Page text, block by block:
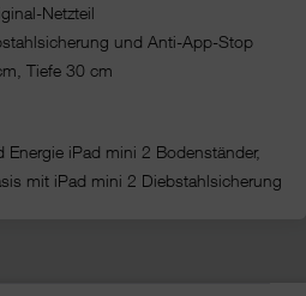
Netzteil
und Anti-App-Stop
Tiefe 30 cm
iPad mini 2 Bodenständer,
mit iPad mini 2 Diebstahlsicherung